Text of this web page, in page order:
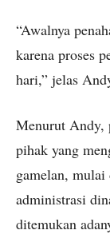
“Awalnya
karena proses
hari,” jelas
Menurut Andy,
pihak yang
gamelan,
administrasi
ditemukan